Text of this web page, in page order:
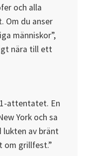
och alla
Om du anser
människor”,
nära till ett
attentatet. En
York och sa
lukten av bränt
om grillfest.”